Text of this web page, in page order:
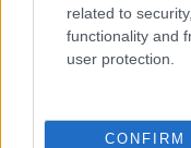
related to
functionality and
user protection.
CONFIRM
Δείτε το